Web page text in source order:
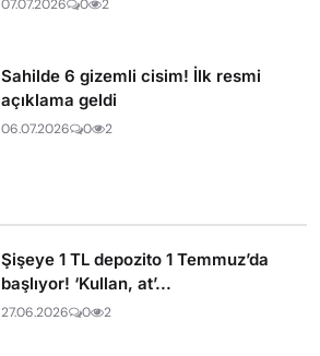
07.07.2026 0 2
Sahilde 6 gizemli cisim! İlk resmi
açıklama geldi
06.07.2026 0 2
Şişeye 1 TL depozito 1 Temmuz’da
başlıyor! ‘Kullan, at’...
27.06.2026 0 2